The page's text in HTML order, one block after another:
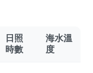
日照
時數
海水溫
度